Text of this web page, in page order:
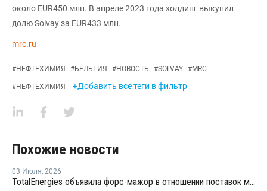
около EUR450 млн. В апреле 2023 года холдинг выкупил
долю Solvay за EUR433 млн.
mrc.ru
#НЕФТЕХИМИЯ #БЕЛЬГИЯ #НОВОСТЬ #SOLVAY #MRC
#НЕФТЕХИМИЯ +Добавить все теги в фильтр
Похожие новости
03 Июля, 2026
TotalEnergies объявила форс-мажор в отношении поставок металлоценового ПЭ в Бельгии